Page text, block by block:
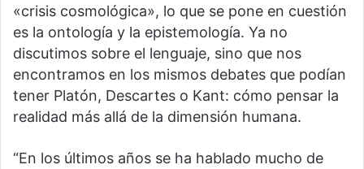
«crisis cosmológica», lo que se pone en cuestión
es la ontología y la epistemología. Ya no
discutimos sobre el lenguaje, sino que nos
encontramos en los mismos debates que podían
tener Platón, Descartes o Kant: cómo pensar la
realidad más allá de la dimensión humana.
“En los últimos años se ha hablado mucho de